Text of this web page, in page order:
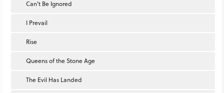
Can't Be Ignored
I Prevail
Rise
Queens of the Stone Age
The Evil Has Landed